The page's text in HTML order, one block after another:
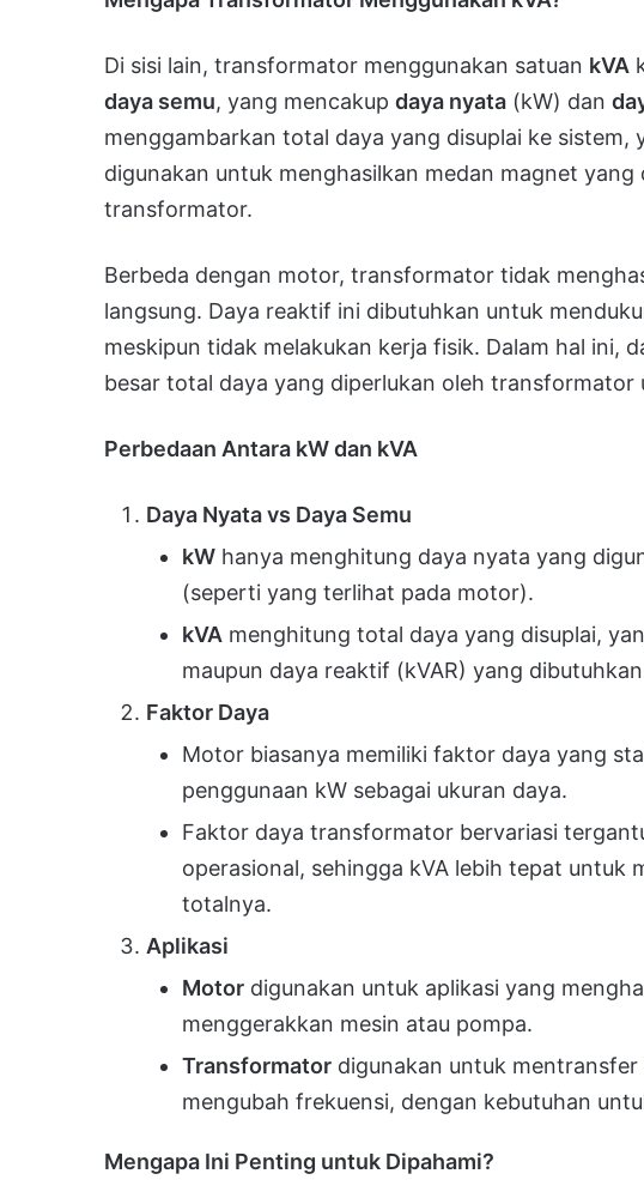
Di sisi lain, transformator menggunakan satuan kVA
daya semu, yang mencakup daya nyata (kW) dan
menggambarkan total daya yang disuplai ke sistem,
digunakan untuk menghasilkan medan magnet yang
transformator.
Berbeda dengan motor, transformator tidak
langsung. Daya reaktif ini dibutuhkan untuk
meskipun tidak melakukan kerja fisik. Dalam hal ini,
besar total daya yang diperlukan oleh transformator
Perbedaan Antara kW dan kVA
Daya Nyata vs Daya Semu
kW hanya menghitung daya nyata yang
(seperti yang terlihat pada motor).
kVA menghitung total daya yang disuplai,
maupun daya reaktif (kVAR) yang
Faktor Daya
Motor biasanya memiliki faktor daya yang
penggunaan kW sebagai ukuran daya.
Faktor daya transformator bervariasi
operasional, sehingga kVA lebih tepat untuk
totalnya.
Aplikasi
Motor digunakan untuk aplikasi yang
menggerakkan mesin atau pompa.
Transformator digunakan untuk
mengubah frekuensi, dengan kebutuhan
Mengapa Ini Penting untuk Dipahami?